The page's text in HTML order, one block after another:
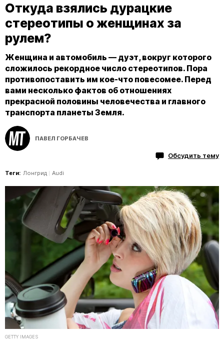
Откуда взялись дурацкие
стереотипы о женщинах за
рулем?
Женщина и автомобиль — дуэт, вокруг которого
сложилось рекордное число стереотипов. Пора
противопоставить им кое-что повесомее. Перед
вами несколько фактов об отношениях
прекрасной половины человечества и главного
транспорта планеты Земля.
ПАВЕЛ ГОРБАЧЕВ
Обсудить тему
Теги: Лонгрид Audi
GETTY IMAGES